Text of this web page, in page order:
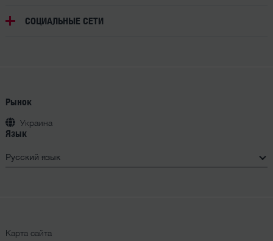
СОЦИАЛЬНЫЕ СЕТИ
Рынок
Украина
Язык
Карта сайта